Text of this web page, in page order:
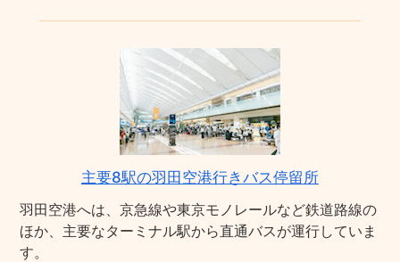
主要8駅の羽田空港行きバス停留所
羽田空港へは、京急線や東京モノレールなど鉄道路線の
ほか、主要なターミナル駅から直通バスが運行していま
す。